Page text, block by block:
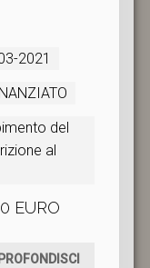
2021
del
al
EURO